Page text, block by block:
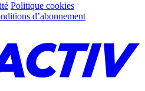
Politique cookies
d’abonnement